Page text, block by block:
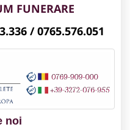
FUNERARE
/ 0765.576.051
noi